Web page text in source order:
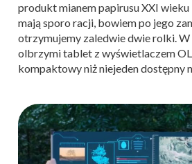
produkt mianem papirusu XXI
mają sporo racji, bowiem po jego
otrzymujemy zaledwie dwie rolki.
olbrzymi tablet z wyświetlaczem
kompaktowy niż niejeden dostępny